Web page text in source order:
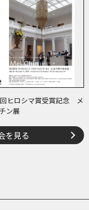
ヒロシマ賞受賞記念 メ
ン展
を見る